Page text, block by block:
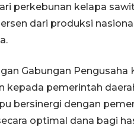
perkebunan kelapa
dari produksi
Gabungan
kepada pemerintah
bersinergi dengan
optimal dana bagi